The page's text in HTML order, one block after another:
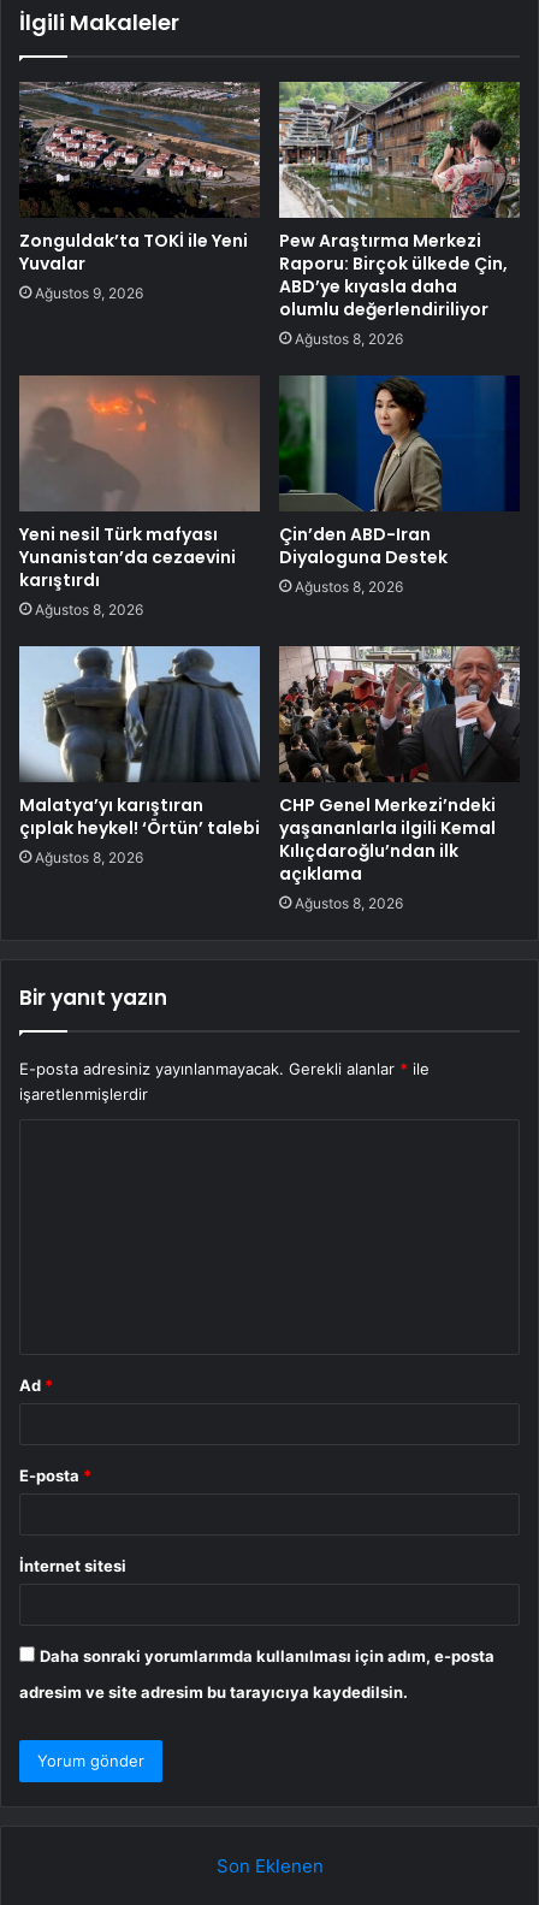
İlgili Makaleler
Zonguldak’ta TOKİ ile Yeni
Yuvalar
Ağustos 9, 2026
Pew Araştırma Merkezi
Raporu: Birçok ülkede Çin,
ABD’ye kıyasla daha
olumlu değerlendiriliyor
Ağustos 8, 2026
Yeni nesil Türk mafyası
Yunanistan’da cezaevini
karıştırdı
Ağustos 8, 2026
Çin’den ABD-Iran
Diyaloguna Destek
Ağustos 8, 2026
Malatya’yı karıştıran
çıplak heykel! ‘Örtün’ talebi
Ağustos 8, 2026
CHP Genel Merkezi’ndeki
yaşananlarla ilgili Kemal
Kılıçdaroğlu’ndan ilk
açıklama
Ağustos 8, 2026
Bir yanıt yazın
E-posta adresiniz yayınlanmayacak. Gerekli alanlar * ile
işaretlenmişlerdir
Ad *
E-posta *
İnternet sitesi
Daha sonraki yorumlarımda kullanılması için adım, e-posta
adresim ve site adresim bu tarayıcıya kaydedilsin.
Son Eklenen